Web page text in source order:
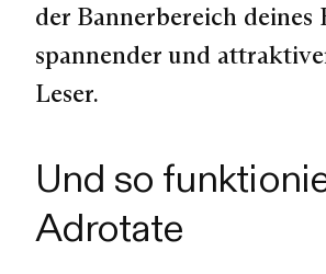
der Bannerbereich deines
spannender und
Leser.
Und so
Adrotate